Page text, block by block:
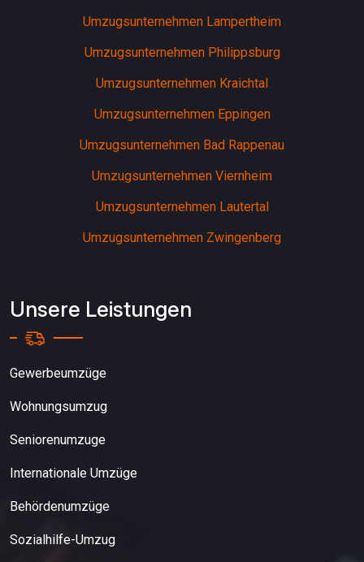
Umzugsunternehmen Lampertheim
Umzugsunternehmen Philippsburg
Umzugsunternehmen Kraichtal
Umzugsunternehmen Eppingen
Umzugsunternehmen Bad Rappenau
Umzugsunternehmen Viernheim
Umzugsunternehmen Lautertal
Umzugsunternehmen Zwingenberg
Unsere Leistungen
Gewerbeumzüge
Wohnungsumzug
Seniorenumzuge
Internationale Umzüge
Behördenumzüge
Sozialhilfe-Umzug